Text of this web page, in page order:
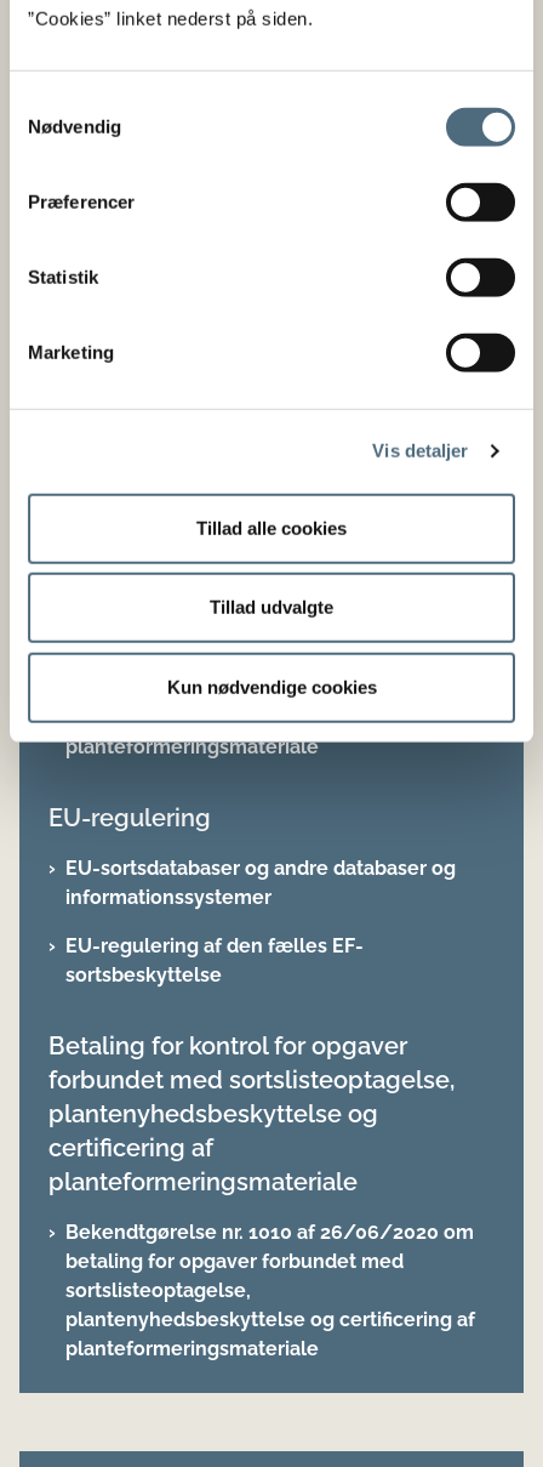
”Cookies” linket nederst på siden.
Nødvendig
Præferencer
Statistik
Marketing
Vis detaljer
Tillad alle cookies
Tillad udvalgte
Kun nødvendige cookies
Bekendtgørelse nr. 644 af 31/05/2023 om
afprøvning, officiel avlskontrol og officiel
prøvetagning af planteformeringsmateriale
sortsbeskyttelse
Bekendtgørelse nr. 1131 af 03/07/2020 af lov
om plantenyheder
Bekendtgørelse nr. 1013 af 26/06/2020 om
Plantenyhedsnævnet
Lov nr. 301 af 10/05/1995 om anvendelsen af
Det Europæiske Fællesskabs forordninger om
Bekendtgørelse nr. 76 af 29/01/2020 om
erhvervsmæssig anvendelse i egen bedrift
betaling for opgaver forbundet med
sortslisteoptagelse,
plantenyhedsbeskyttelse og certificering af
planteformeringsmateriale
EU-regulering
EU-sortsdatabaser og andre databaser og
informationssystemer
EU-regulering af den fælles EF-
sortsbeskyttelse
Betaling for kontrol for opgaver
forbundet med sortslisteoptagelse,
plantenyhedsbeskyttelse og
certificering af
planteformeringsmateriale
Bekendtgørelse nr. 1010 af 26/06/2020 om
betaling for opgaver forbundet med
sortslisteoptagelse,
plantenyhedsbeskyttelse og certificering af
planteformeringsmateriale